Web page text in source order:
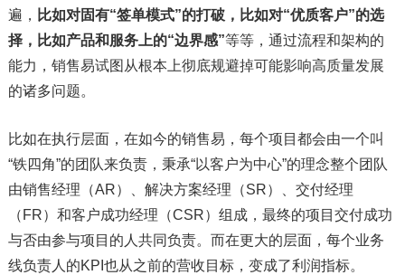
遍， 比如对固有“签单模式”的打破，比如对“优质客户”的选
择，比如产品和服务上的“边界感”等等，通过流程和架构的
能力，销售易试图从根本上彻底规避掉可能影响高质量发展
的诸多问题。
比如在执行层面，在如今的销售易，每个项目都会由一个叫
“铁四角”的团队来负责，秉承“以客户为中心”的理念整个团队
由销售经理（AR）、解决方案经理（SR）、交付经理
（FR）和客户成功经理（CSR）组成，最终的项目交付成功
与否由参与项目的人共同负责。而在更大的层面，每个业务
线负责人的KPI也从之前的营收目标，变成了利润指标。